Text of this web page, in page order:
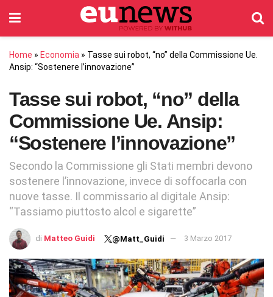
Home » Economia » Tasse sui robot, “no” della Commissione Ue.
Ansip: “Sostenere l’innovazione”
Tasse sui robot, “no” della
Commissione Ue. Ansip:
“Sostenere l’innovazione”
Secondo la Commissione gli Stati membri devono
sostenere l’innovazione, invece di soffocarla con
nuove tasse. Il commissario al digitale Ansip:
“Tassiamo piuttosto alcol e sigarette”
di Matteo Guidi @Matt_Guidi 3 Marzo 2017